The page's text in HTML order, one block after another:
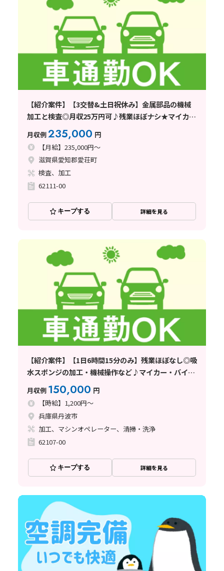
【紹介案件】【3交替&土日祝休み】金属部品の機械
加工と検査◎月収25万円可♪残業ほぼナシ★マイカー
通勤OK！
月収例235,000 円
【月給】235,000円～
滋賀県愛知郡愛荘町
検査、加工
62111-00
キープする 詳細を見る
【紹介案件】【1日6時間15分のみ】残業ほぼなし◎吸
水スポンジの加工・機械操作など♪マイカー・バイク
通勤OK◎
月収例 150,000 円
【時給】1,200円～
兵庫県丹波市
加工、マシンオペレーター、清掃・洗浄
62107-00
キープする 詳細を見る